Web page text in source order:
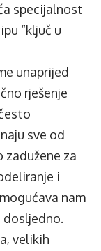
specijalnost
“ključ u
unaprijed
rješenje
sve od
zadužene za
i
nam
dosljedno.
velikih